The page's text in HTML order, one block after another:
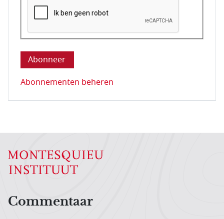
Deze vraag is om te controleren dat u een mens
Abonnementen beheren
Hoofdnavigatiemenu
Commentaar